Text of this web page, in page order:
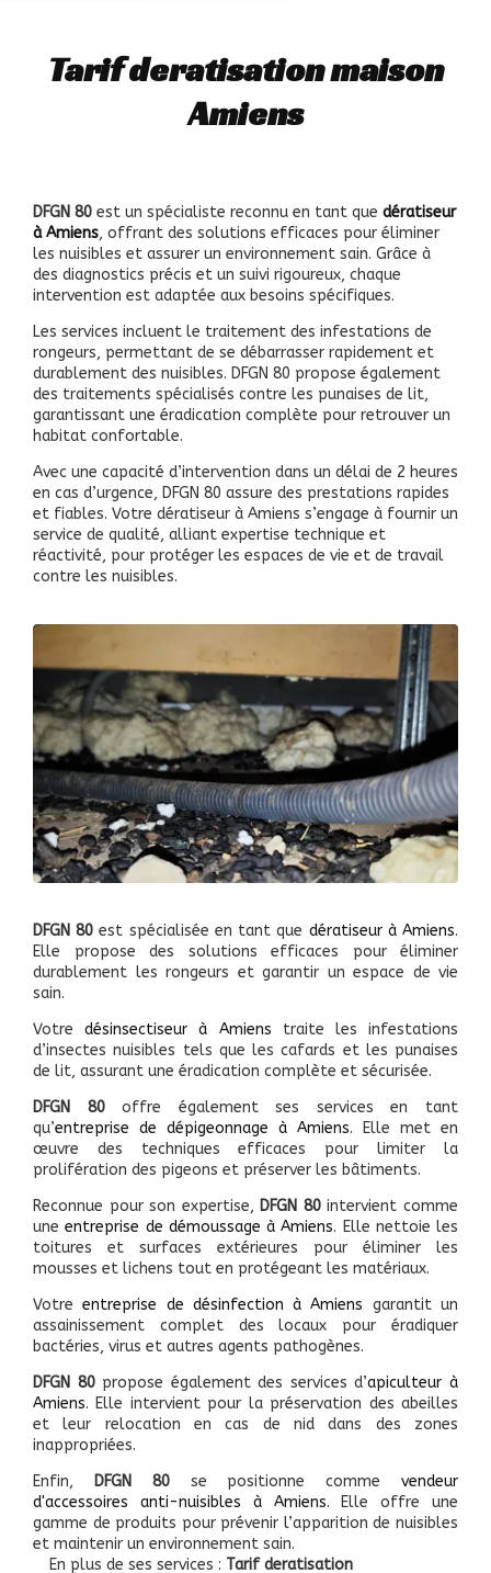
Tarif deratisation maison
Amiens
DFGN 80 est un spécialiste reconnu en tant que dératiseur
à Amiens, offrant des solutions efficaces pour éliminer
les nuisibles et assurer un environnement sain. Grâce à
des diagnostics précis et un suivi rigoureux, chaque
intervention est adaptée aux besoins spécifiques.
Les services incluent le traitement des infestations de
rongeurs, permettant de se débarrasser rapidement et
durablement des nuisibles. DFGN 80 propose également
des traitements spécialisés contre les punaises de lit,
garantissant une éradication complète pour retrouver un
habitat confortable.
Avec une capacité d’intervention dans un délai de 2 heures
en cas d’urgence, DFGN 80 assure des prestations rapides
et fiables. Votre dératiseur à Amiens s’engage à fournir un
service de qualité, alliant expertise technique et
réactivité, pour protéger les espaces de vie et de travail
contre les nuisibles.
DFGN 80est spécialisée en tant que dératiseur à Amiens.
Elle propose des solutions efficaces pour éliminer
durablement les rongeurs et garantir un espace de vie
sain.
Votredésinsectiseur à Amiens
traite les infestations
d’insectes nuisibles tels que les cafards et les punaises
de lit, assurant une éradication complète et sécurisée.
DFGN 80offre également ses services en tant
qu’entreprise de dépigeonnage à Amiens. Elle met en
œuvre des techniques efficaces pour limiter la
prolifération des pigeons et préserver les bâtiments.
Reconnue pour son expertise, DFGN 80intervient comme
uneentreprise de démoussage à Amiens. Elle nettoie les
toitures et surfaces extérieures pour éliminer les
mousses et lichens tout en protégeant les matériaux.
Votreentreprise de désinfection à Amiens garantit un
assainissement complet des locaux pour éradiquer
bactéries, virus et autres agents pathogènes.
DFGN 80 propose également des services d’apiculteur à
Amiens. Elle intervient pour la préservation des abeilles
et leur relocation en cas de nid dans des zones
inappropriées.
Enfin,
DFGN 80 se positionne commevendeur
d'accessoires anti-nuisibles à Amiens. Elle offre une
gamme de produits pour prévenir l’apparition de nuisibles
et maintenir un environnement sain.
En plus de ses services : Tarif deratisation